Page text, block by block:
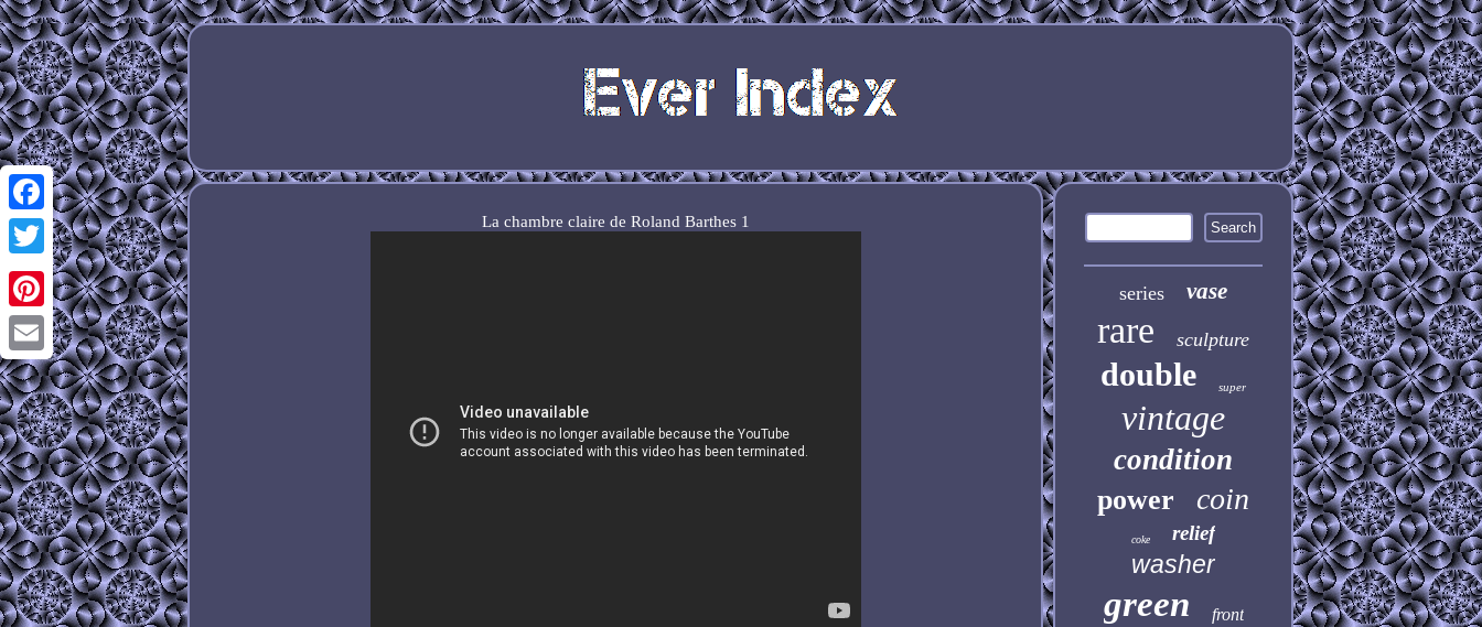
Facebook
Twitter
Pinterest
Email
La chambre claire de Roland Barthes 1
series vase
rare sculpture
double super
vintage
condition
power coin
coke relief
washer
green front